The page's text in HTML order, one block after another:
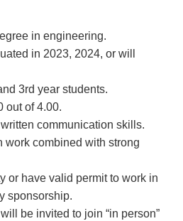
in engineering.
in 2023, 2024, or will
3rd year students.
out of 4.00.
communication skills.
work combined with strong
or have valid permit to work in
sponsorship.
be invited to join “in person”